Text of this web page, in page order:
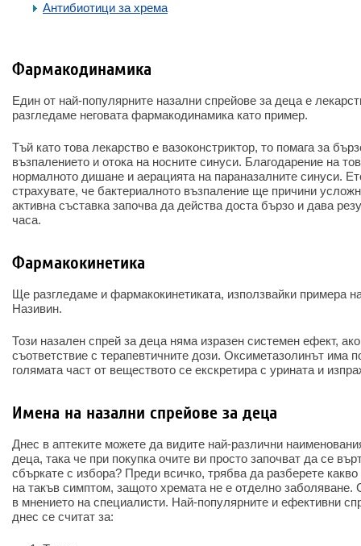
Антибиотици за хрема
Фармакодинамика
Един от най-популярните назални спрейове за деца е
разгледаме неговата фармакодинамика като пример.
Тъй като това лекарство е вазоконстриктор, то помага за
възпалението и отока на носните синуси. Благодарение на
нормалното дишане и аерацията на параназалните синуси.
страхувате, че бактериалното възпаление ще причини
активна съставка започва да действа доста бързо и дава
часа.
Фармакокинетика
Ще разгледаме и фармакокинетиката, използвайки примера
Називин.
Този назален спрей за деца няма изразен системен ефект,
съответствие с терапевтичните дози. Оксиметазолинът има
голямата част от веществото се екскретира с урината и
Имена на назални спрейове за деца
Днес в аптеките можете да видите най-различни
деца, така че при покупка очите ви просто започват да се
сбъркате с избора? Преди всичко, трябва да разберете
на такъв симптом, защото хремата не е отделно
в мнението на специалисти. Най-популярните и ефективни
днес се считат за: